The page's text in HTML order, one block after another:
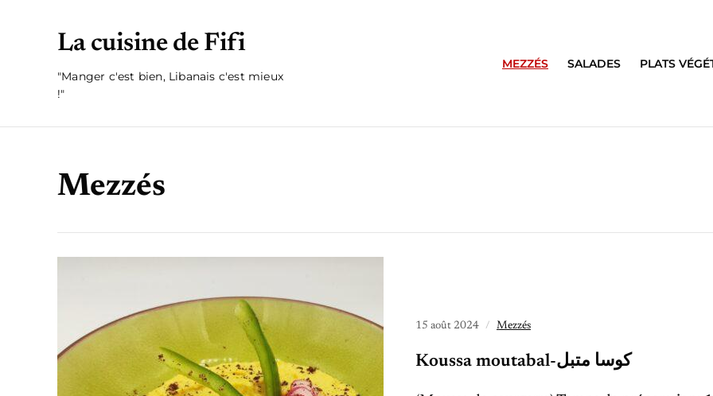
La cuisine de Fifi
"Manger c'est bien, Libanais c'est mieux
!"
MEZZÉS SALADES PLATS
Mezzés
15 août 2024 Mezzés
Koussa moutabal-كوسا متبل